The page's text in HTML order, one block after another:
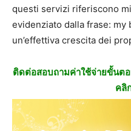
questi servizi riferiscono
evidenziato dalla frase:
un’effettiva crescita dei
ติดต่อสอบถามค่าใช้จ่ายขั้นต
คลิ